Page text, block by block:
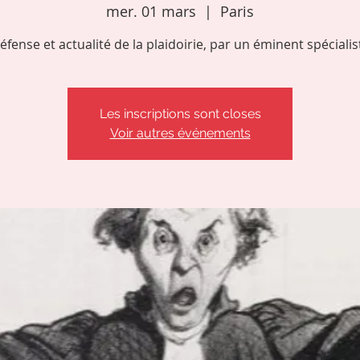
mer. 01 mars
  |
Paris
et actualité de la plaidoirie, par un éminent
Les inscriptions sont closes
Voir autres événements